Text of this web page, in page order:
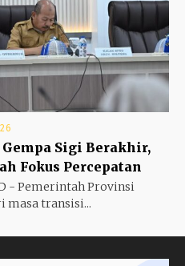
Sigi Berakhir,
Fokus Percepatan
- Pemerintah Provinsi
masa transisi...